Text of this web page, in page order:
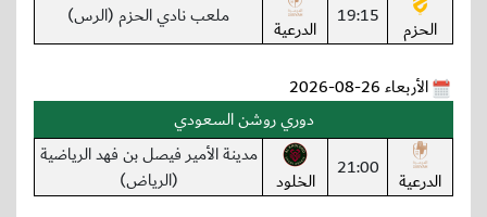
الحزم 19:15 الدرعية ملعب نادي الحزم (الرس)
الأربعاء 26-08-2026
دوري روشن السعودي
الدرعية 21:00 الخلود
مدينة الأمير فيصل بن فهد الرياضية
(الرياض)